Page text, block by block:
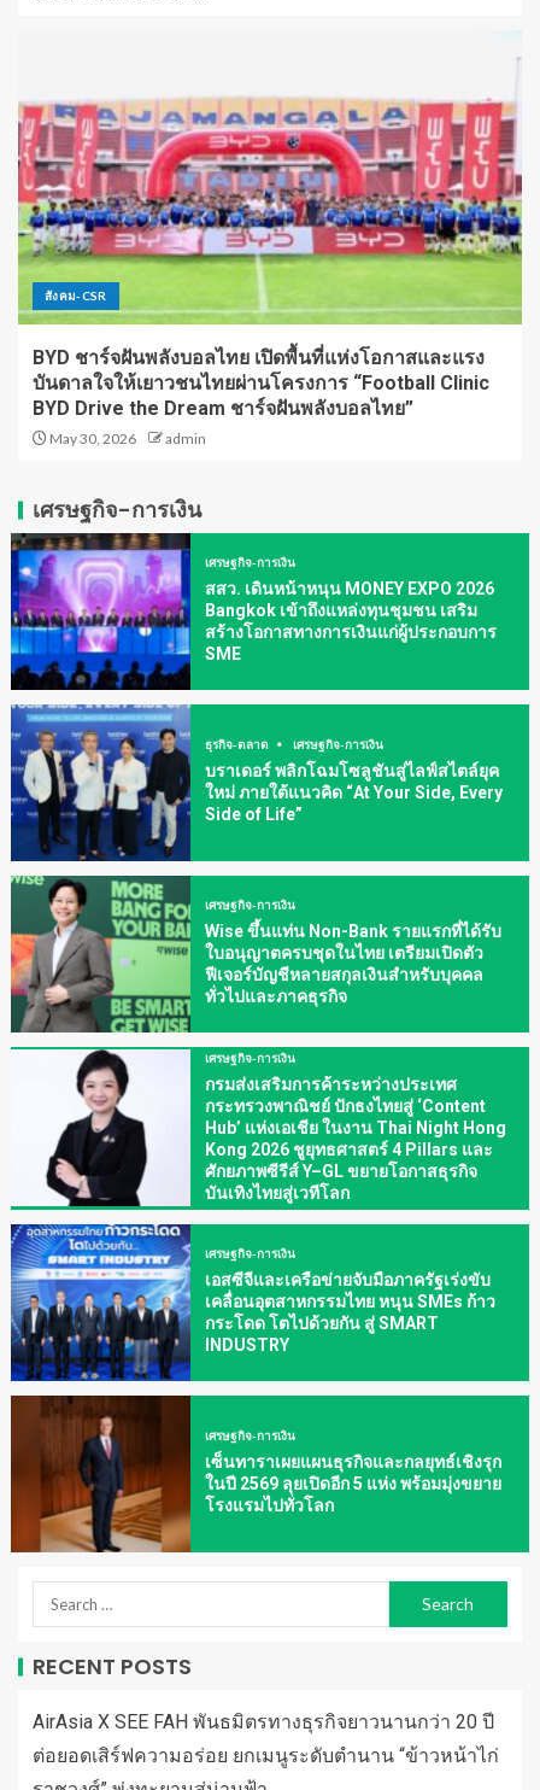
สังคม-CSR
BYD ชาร์จฝันพลังบอลไทย เปิดพื้นที่แห่งโอกาสและแรง
บันดาลใจให้เยาวชนไทยผ่านโครงการ “Football Clinic
BYD Drive the Dream ชาร์จฝันพลังบอลไทย”
May 30, 2026 admin
เศรษฐกิจ-การเงิน
เศรษฐกิจ-การเงิน
สสว. เดินหน้าหนุน MONEY EXPO 2026
Bangkok เข้าถึงแหล่งทุนชุมชน เสริม
สร้างโอกาสทางการเงินแก่ผู้ประกอบการ
SME
ธุรกิจ-ตลาด เศรษฐกิจ-การเงิน
บราเดอร์ พลิกโฉมโซลูชันสู่ไลฟ์สไตล์ยุค
ใหม่ ภายใต้แนวคิด “At Your Side, Every
Side of Life”
เศรษฐกิจ-การเงิน
Wise ขึ้นแท่น Non-Bank รายแรกที่ได้รับ
ใบอนุญาตครบชุดในไทย เตรียมเปิดตัว
ฟีเจอร์บัญชีหลายสกุลเงินสำหรับบุคคล
ทั่วไปและภาคธุรกิจ
เศรษฐกิจ-การเงิน
กรมส่งเสริมการค้าระหว่างประเทศ
กระทรวงพาณิชย์ ปักธงไทยสู่ ‘Content
Hub’ แห่งเอเชีย ในงาน Thai Night Hong
Kong 2026 ชูยุทธศาสตร์ 4 Pillars และ
ศักยภาพซีรีส์ Y–GL ขยายโอกาสธุรกิจ
บันเทิงไทยสู่เวทีโลก
เศรษฐกิจ-การเงิน
เอสซีจีและเครือข่ายจับมือภาครัฐเร่งขับ
เคลื่อนอุตสาหกรรมไทย หนุน SMEs ก้าว
กระโดด โตไปด้วยกัน สู่ SMART
INDUSTRY
เศรษฐกิจ-การเงิน
เซ็นทาราเผยแผนธุรกิจและกลยุทธ์เชิงรุก
ในปี 2569 ลุยเปิดอีก 5 แห่ง พร้อมมุ่งขยาย
โรงแรมไปทั่วโลก
RECENT POSTS
AirAsia X SEE FAH พันธมิตรทางธุรกิจยาวนานกว่า 20 ปี
ต่อยอดเสิร์ฟความอร่อย ยกเมนูระดับตำนาน “ข้าวหน้าไก่